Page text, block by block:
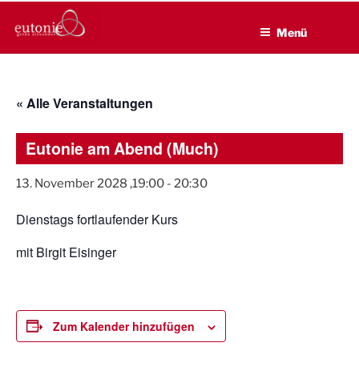
Inhalt
EUTONIE.DE
Lebensbalance durch körperliche Selbsterfahrung
Menü
« Alle Veranstaltungen
Eutonie am Abend (Much)
13. November 2028 ,19:00 - 20:30
Dienstags fortlaufender Kurs
mit Birgit Eisinger
Zum Kalender hinzufügen